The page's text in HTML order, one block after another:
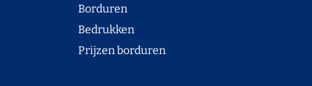
Borduren
Bedrukken
Prijzen borduren